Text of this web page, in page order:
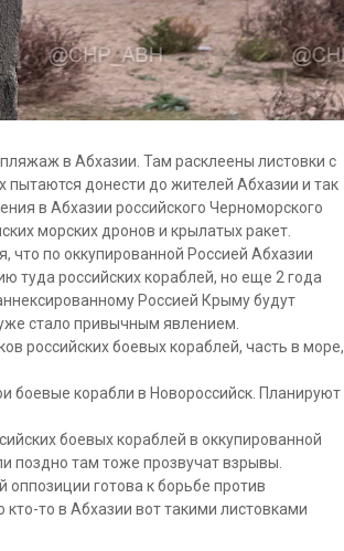
в Абхазии. Там расклеены листовки с
донести до жителей Абхазии и так
в Абхазии российского Черноморского
морских дронов и крылатых ракет.
по оккупированной Россией Абхазии
туда российских кораблей, но еще 2 года
Россией Крыму будут
стало привычным явлением.
российских боевых кораблей, часть в море,
боевые корабли в Новороссийск. Планируют
боевых кораблей в оккупированной
поздно там тоже прозвучат взрывы.
готова к борьбе против
кто-то в Абхазии вот такими листовками